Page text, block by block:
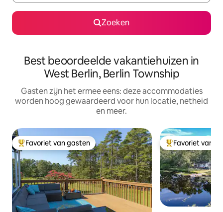
Zoeken
Best beoordeelde vakantiehuizen in
West Berlin, Berlin Township
Gasten zijn het ermee eens: deze accommodaties
worden hoog gewaardeerd voor hun locatie, netheid
en meer.
Topfavoriet van gasten
Favoriet van gasten Topfavoriet van
Favoriet van